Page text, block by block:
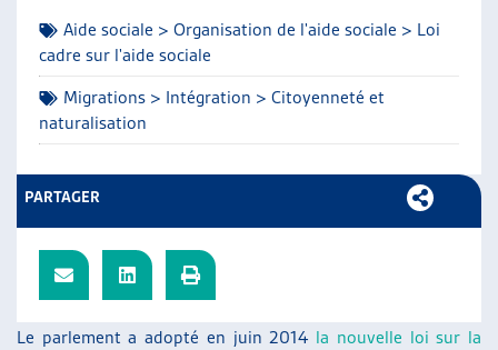
L’ASSOCIATION
PROJETS ET ACTIVITÉS
JOURNÉES D’AUTOMNE
Le parlement a adopté en juin 2014 la nouvelle loi sur la
Aide sociale > Organisation de l'aide sociale > Loi
cadre sur l'aide sociale
Migrations > Intégration > Citoyenneté et
naturalisation
PARTAGER